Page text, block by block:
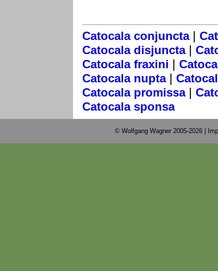
Catocala conjuncta|
Catocala disjuncta|
Catocala fraxini |
Catocala nupta|
Catocala promissa|
Catocala sponsa
© Wolfgang Wagner 2005-2026 |